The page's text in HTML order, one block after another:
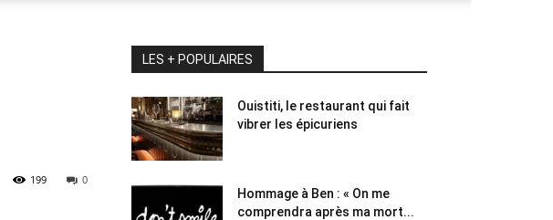
0
199
LES + POPULAIRES
Ouistiti, le restaurant qui fait
vibrer les épicuriens
Hommage à Ben : « On me
comprendra après ma mort...